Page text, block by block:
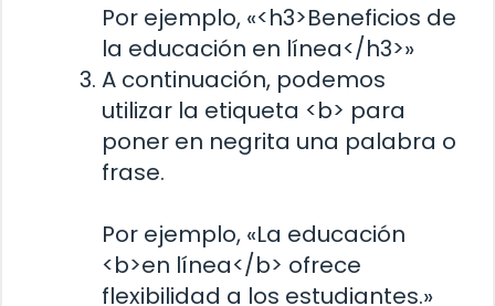
Por ejemplo, «<h3>Beneficios de
la educación en línea</h3>»
A continuación, podemos
utilizar la etiqueta <b> para
poner en negrita una palabra o
frase.
Por ejemplo, «La educación
<b>en línea</b> ofrece
flexibilidad a los estudiantes.»